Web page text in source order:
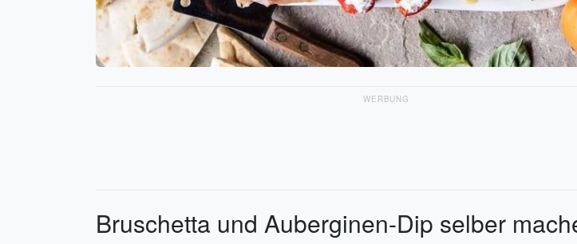
WERBUNG
Bruschetta und Auberginen-Dip selber